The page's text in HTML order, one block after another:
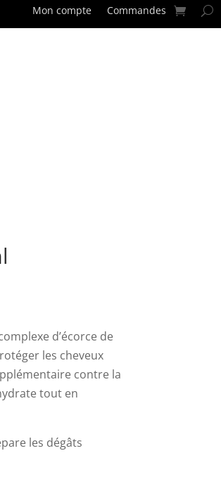
Mon compte Commandes
d’écorce de
les cheveux
contre la
tout en
les dégâts